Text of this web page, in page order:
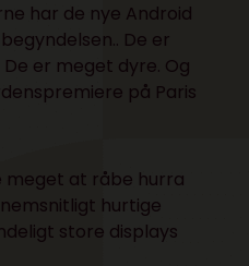
har de nye Android
De er
er meget dyre. Og
på Paris
meget at råbe hurra
hurtige
store displays